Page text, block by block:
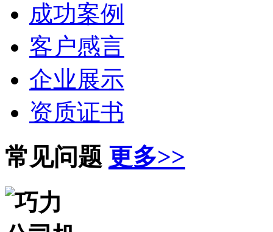
成功案例
客户感言
企业展示
资质证书
常见问题 更多>>